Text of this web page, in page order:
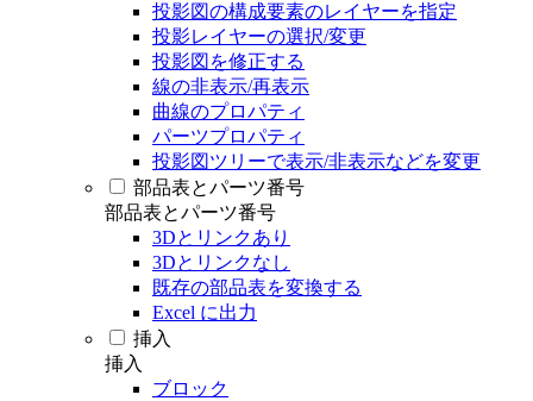
投影図の構成要素のレイヤーを指定
投影レイヤーの選択/変更
投影図を修正する
線の非表示/再表示
曲線のプロパティ
パーツプロパティ
投影図ツリーで表示/非表示などを変更
部品表とパーツ番号
部品表とパーツ番号
3Dとリンクあり
3Dとリンクなし
既存の部品表を変換する
Excel に出力
挿入
挿入
ブロック